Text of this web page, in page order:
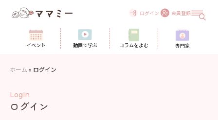
ログイン 会員登録
イベント 動画で学ぶ コラムをよむ 専門家
ホーム » ログイン
Login
ログイン